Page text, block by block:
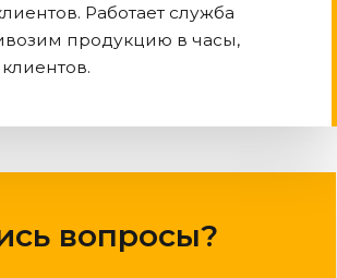
Работает служба
продукцию в часы,
вопросы?